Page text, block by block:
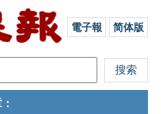
電子報 简体版
：